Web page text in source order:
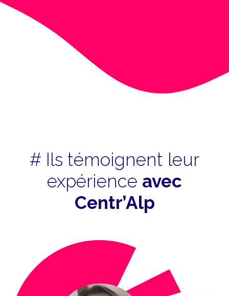
# Ils témoignent leur
expérience avec
Centr’Alp